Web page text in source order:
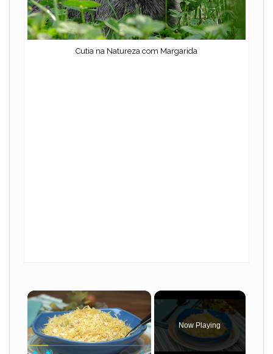
Cutia na Natureza com Margarida
×
Now Playing